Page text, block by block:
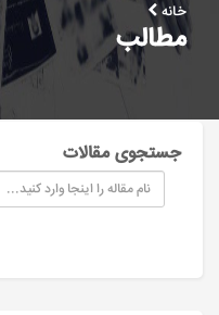
خانه
مطالب
جستجوی مقالات